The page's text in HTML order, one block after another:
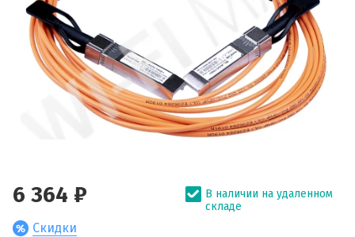
6 364 ₽
Скидки
В наличии на удаленном
складе